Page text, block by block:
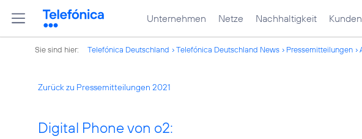
Unternehmen Netze Nachhaltigkeit Kunden
Sie sind hier: Telefónica Deutschland Telefónica Deutschland News Pressemitteilungen
Zurück zu Pressemitteilungen 2021
Digital Phone von o2: